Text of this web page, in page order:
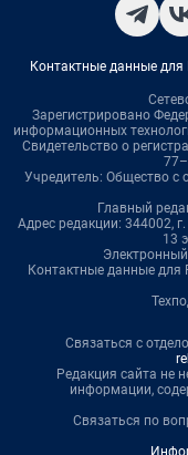
Контактные данные для
Зарегистрировано
информационных
Свидетельство о
Учредитель: Общество с
Главный
Адрес редакции: 344002,
13
Контактные данные для
Связаться с
Редакция сайта не
информации,
Связаться по